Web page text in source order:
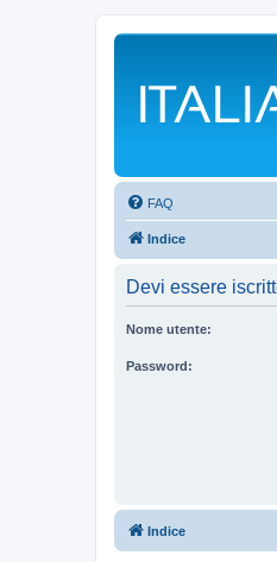
FAQ
Indice
Devi essere
Nome utente:
Password:
Indice